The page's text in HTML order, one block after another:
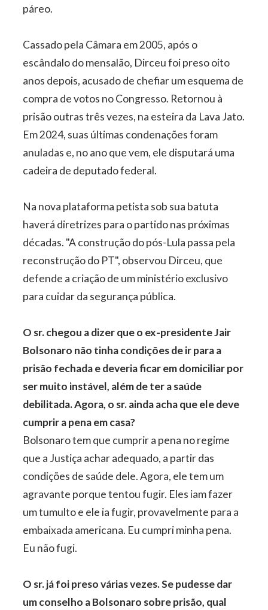
páreo.
Cassado pela Câmara em 2005, após o
escândalo do mensalão, Dirceu foi preso oito
anos depois, acusado de chefiar um esquema de
compra de votos no Congresso. Retornou à
prisão outras três vezes, na esteira da Lava Jato.
Em 2024, suas últimas condenações foram
anuladas e, no ano que vem, ele disputará uma
cadeira de deputado federal.
Na nova plataforma petista sob sua batuta
haverá diretrizes para o partido nas próximas
décadas. "A construção do pós-Lula passa pela
reconstrução do PT", observou Dirceu, que
defende a criação de um ministério exclusivo
para cuidar da segurança pública.
O sr. chegou a dizer que o ex-presidente Jair
Bolsonaro não tinha condições de ir para a
prisão fechada e deveria ficar em domiciliar por
ser muito instável, além de ter a saúde
debilitada. Agora, o sr. ainda acha que ele deve
cumprir a pena em casa?
Bolsonaro tem que cumprir a pena no regime
que a Justiça achar adequado, a partir das
condições de saúde dele. Agora, ele tem um
agravante porque tentou fugir. Eles iam fazer
um tumulto e ele ia fugir, provavelmente para a
embaixada americana. Eu cumpri minha pena.
Eu não fugi.
O sr. já foi preso várias vezes. Se pudesse dar
um conselho a Bolsonaro sobre prisão, qual